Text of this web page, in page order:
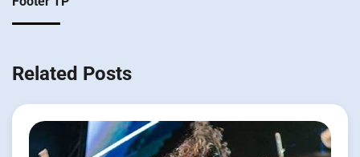
Related Posts